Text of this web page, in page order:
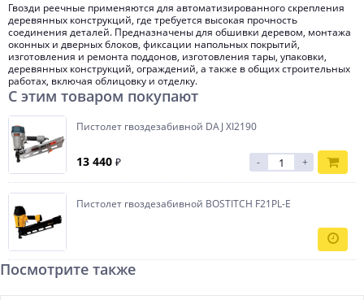
Гвозди реечные применяются для автоматизированного скрепления
деревянных конструкций, где требуется высокая прочность
соединения деталей. Предназначены для обшивки деревом, монтажа
оконных и дверных блоков, фиксации напольных покрытий,
изготовления и ремонта поддонов, изготовления тары, упаковки,
деревянных конструкций, ограждений, а также в общих строительных
работах, включая облицовку и отделку.
С этим товаром покупают
Пистолет гвоздезабивной DAJ XI2190
13 440 ₽ - +
Пистолет гвоздезабивной BOSTITCH F21PL-E
Посмотрите также